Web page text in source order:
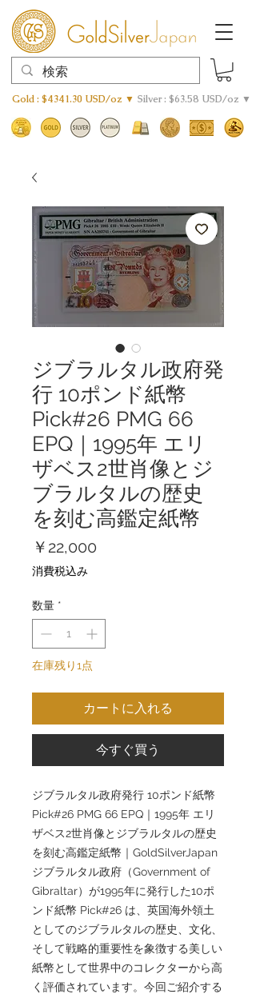
Gold : $4341.30 USD/oz ▼ Silver : $63.58 USD/oz ▼
ジブラルタル政府発
行 10ポンド紙幣
Pick#26 PMG 66
EPQ｜1995年 エリ
ザベス2世肖像とジ
ブラルタルの歴史
を刻む高鑑定紙幣
￥22,000
消費税込み
数量 *
在庫残り1点
カートに入れる
今すぐ買う
ジブラルタル政府発行 10ポンド紙幣
Pick#26 PMG 66 EPQ｜1995年 エリ
ザベス2世肖像とジブラルタルの歴史
を刻む高鑑定紙幣｜GoldSilverJapan
ジブラルタル政府（Government of
Gibraltar）が1995年に発行した10ポ
ンド紙幣 Pick#26 は、英国海外領土
としてのジブラルタルの歴史、文化、
そして戦略的重要性を象徴する美しい
紙幣として世界中のコレクターから高
く評価されています。今回ご紹介する